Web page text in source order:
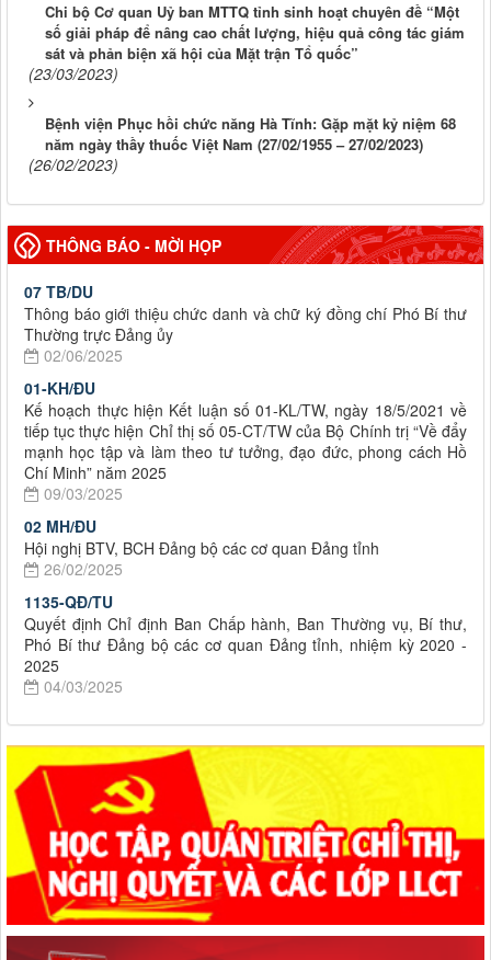
Chi bộ Cơ quan Uỷ ban MTTQ tỉnh sinh hoạt chuyên đề “Một
số giải pháp để nâng cao chất lượng, hiệu quả công tác giám
sát và phản biện xã hội của Mặt trận Tổ quốc”
(23/03/2023)
Bệnh viện Phục hồi chức năng Hà Tĩnh: Gặp mặt kỷ niệm 68
năm ngày thầy thuốc Việt Nam (27/02/1955 – 27/02/2023)
(26/02/2023)
THÔNG BÁO - MỜI HỌP
07 TB/DU
Thông báo giới thiệu chức danh và chữ ký đồng chí Phó Bí thư
Thường trực Đảng ủy
02/06/2025
01-KH/ĐU
Kế hoạch thực hiện Kết luận số 01-KL/TW, ngày 18/5/2021 về
tiếp tục thực hiện Chỉ thị số 05-CT/TW của Bộ Chính trị “Về đẩy
mạnh học tập và làm theo tư tưởng, đạo đức, phong cách Hồ
Chí Minh” năm 2025
09/03/2025
02 MH/ĐU
Hội nghị BTV, BCH Đảng bộ các cơ quan Đảng tỉnh
26/02/2025
1135-QĐ/TU
Quyết định Chỉ định Ban Chấp hành, Ban Thường vụ, Bí thư,
Phó Bí thư Đảng bộ các cơ quan Đảng tỉnh, nhiệm kỳ 2020 -
2025
04/03/2025